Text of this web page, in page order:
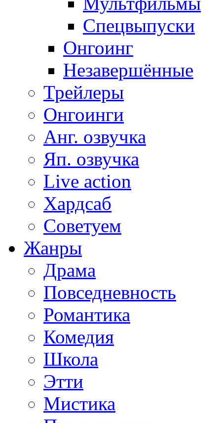
Спецвыпуски
Онгоинг
Незавершённые
Трейлеры
Онгоинги
Анг. озвучка
Яп. озвучка
Live action
Хардсаб
Советуем
Жанры
Драма
Повседневность
Романтика
Комедия
Школа
Этти
Мистика